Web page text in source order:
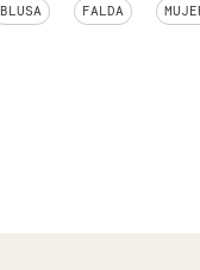
BLUSA FALDA